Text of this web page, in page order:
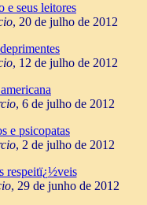
seus leitores
, 20 de julho de 2012
, 12 de julho de 2012
, 6 de julho de 2012
e psicopatas
, 2 de julho de 2012
respeitï¿½veis
, 29 de junho de 2012